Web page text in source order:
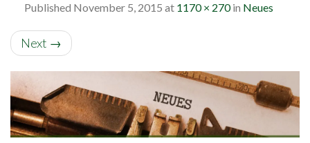
Published November 5, 2015 at 1170 × 270in Neues
Next →